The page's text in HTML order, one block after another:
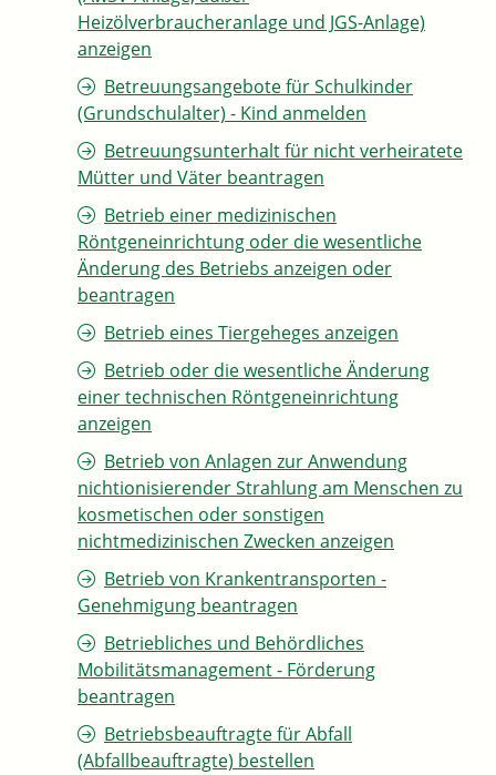
Heizölverbraucheranlage und JGS-Anlage)
anzeigen
Betreuungsangebote für Schulkinder
(Grundschulalter) - Kind anmelden
Betreuungsunterhalt für nicht verheiratete
Mütter und Väter beantragen
Betrieb einer medizinischen
Röntgeneinrichtung oder die wesentliche
Änderung des Betriebs anzeigen oder
beantragen
Betrieb eines Tiergeheges anzeigen
Betrieb oder die wesentliche Änderung
einer technischen Röntgeneinrichtung
anzeigen
Betrieb von Anlagen zur Anwendung
nichtionisierender Strahlung am Menschen zu
kosmetischen oder sonstigen
nichtmedizinischen Zwecken anzeigen
Betrieb von Krankentransporten -
Genehmigung beantragen
Betriebliches und Behördliches
Mobilitätsmanagement - Förderung
beantragen
Betriebsbeauftragte für Abfall
(Abfallbeauftragte) bestellen